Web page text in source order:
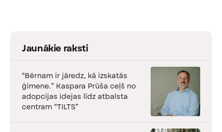
Jaunākie raksti
“Bērnam ir jāredz, kā izskatās
ģimene.” Kaspara Prūša ceļš no
adopcijas idejas līdz atbalsta
centram “TILTS”